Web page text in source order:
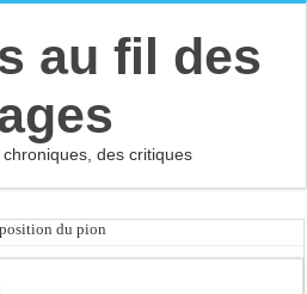
au fil des
des critiques
du pion